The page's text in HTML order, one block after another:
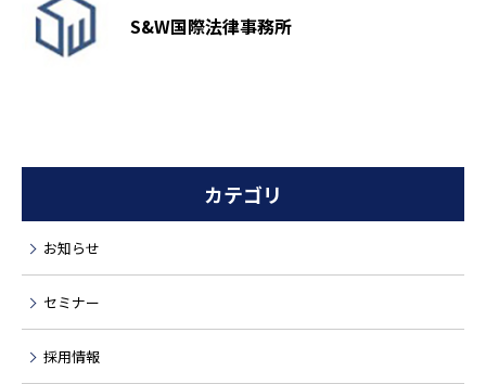
S&W国際法律事務所
カテゴリ
お知らせ
セミナー
採用情報